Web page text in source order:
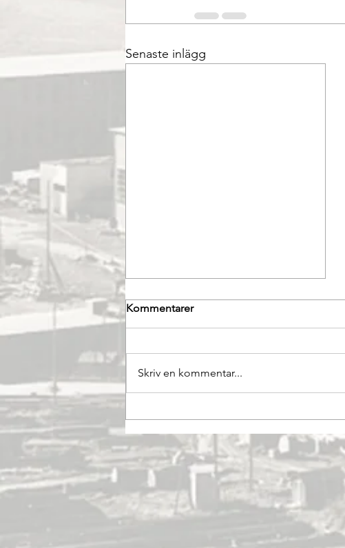
Senaste inlägg
Vi går över till Facebook
Vi får meddela att sedan
dess avsevärt större publika
exponering har vi funnit för...
Kommentarer
Skriv en kommentar...